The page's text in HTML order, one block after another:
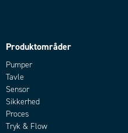
Produktområder
Pumper
Tavle
Sensor
Sikkerhed
Proces
Tryk & Flow